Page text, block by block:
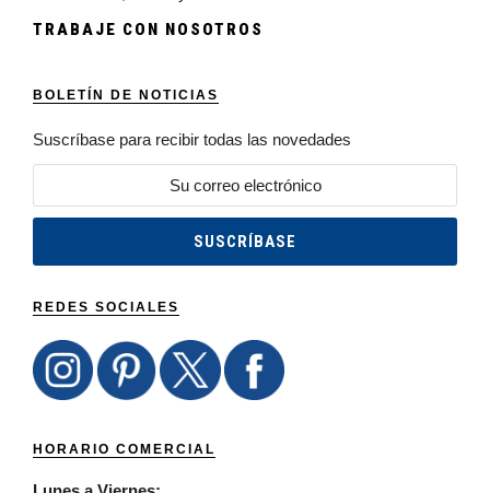
TRABAJE CON NOSOTROS
BOLETÍN DE NOTICIAS
Suscríbase para recibir todas las novedades
REDES SOCIALES
HORARIO COMERCIAL